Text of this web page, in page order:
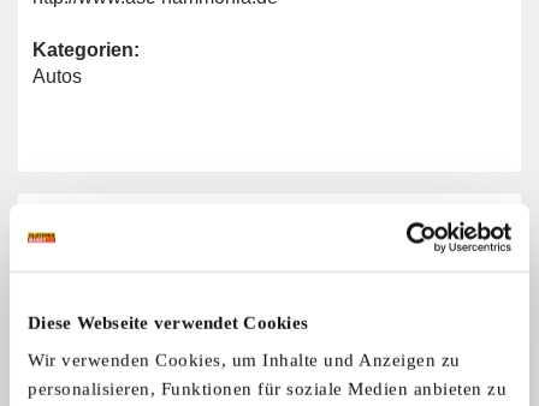
Diese Webseite verwendet Cookies
Wir verwenden Cookies, um Inhalte und Anzeigen zu
personalisieren, Funktionen für soziale Medien anbieten zu
Kategorien:
Autos
Homepage:www.asc-hammonia.de
Allgemeine Angaben